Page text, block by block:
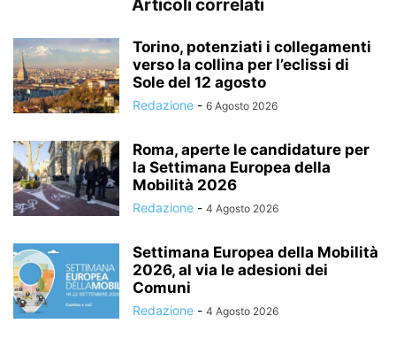
Articoli correlati
Torino, potenziati i collegamenti
verso la collina per l’eclissi di
Sole del 12 agosto
Redazione - 6 Agosto 2026
Roma, aperte le candidature per
la Settimana Europea della
Mobilità 2026
Redazione - 4 Agosto 2026
Settimana Europea della Mobilità
2026, al via le adesioni dei
Comuni
Redazione - 4 Agosto 2026